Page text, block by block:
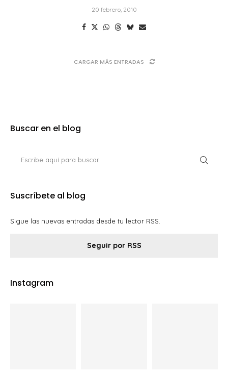
20 febrero, 2010
CARGAR MÁS ENTRADAS
Buscar en el blog
Suscríbete al blog
Sigue las nuevas entradas desde tu lector RSS.
Seguir por RSS
Instagram